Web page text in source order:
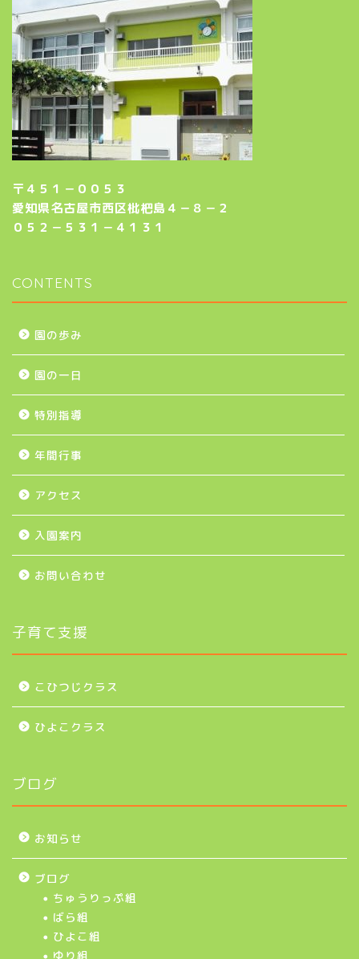
〒４５１－００５３
愛知県名古屋市西区枇杷島４－８－２
０５２－５３１－４１３１
CONTENTS
園の歩み
園の一日
特別指導
年間行事
アクセス
入園案内
お問い合わせ
子育て支援
こひつじクラス
ひよこクラス
ブログ
お知らせ
ブログ
ちゅうりっぷ組
ばら組
ひよこ組
ゆり組